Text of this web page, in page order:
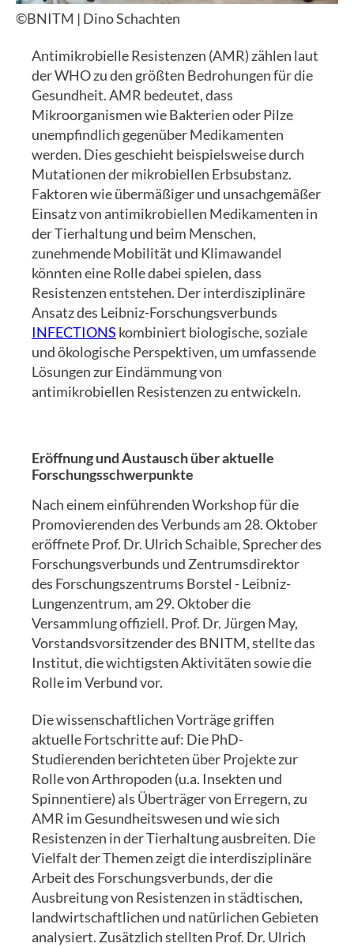
©BNITM | Dino Schachten
Antimikrobielle Resistenzen (AMR) zählen laut
der WHO zu den größten Bedrohungen für die
Gesundheit. AMR bedeutet, dass
Mikroorganismen wie Bakterien oder Pilze
unempfindlich gegenüber Medikamenten
werden. Dies geschieht beispielsweise durch
Mutationen der mikrobiellen Erbsubstanz.
Faktoren wie übermäßiger und unsachgemäßer
Einsatz von antimikrobiellen Medikamenten in
der Tierhaltung und beim Menschen,
zunehmende Mobilität und Klimawandel
könnten eine Rolle dabei spielen, dass
Resistenzen entstehen. Der interdisziplinäre
Ansatz des Leibniz-Forschungsverbunds
INFECTIONS kombiniert biologische, soziale
und ökologische Perspektiven, um umfassende
Lösungen zur Eindämmung von
antimikrobiellen Resistenzen zu entwickeln.
Eröffnung und Austausch über aktuelle
Forschungsschwerpunkte
Nach einem einführenden Workshop für die
Promovierenden des Verbunds am 28. Oktober
eröffnete Prof. Dr. Ulrich Schaible, Sprecher des
Forschungsverbunds und Zentrumsdirektor
des Forschungszentrums Borstel - Leibniz-
Lungenzentrum, am 29. Oktober die
Versammlung offiziell. Prof. Dr. Jürgen May,
Vorstandsvorsitzender des BNITM, stellte das
Institut, die wichtigsten Aktivitäten sowie die
Rolle im Verbund vor.
Die wissenschaftlichen Vorträge griffen
aktuelle Fortschritte auf: Die PhD-
Studierenden berichteten über Projekte zur
Rolle von Arthropoden (u.a. Insekten und
Spinnentiere) als Überträger von Erregern, zu
AMR im Gesundheitswesen und wie sich
Resistenzen in der Tierhaltung ausbreiten. Die
Vielfalt der Themen zeigt die interdisziplinäre
Arbeit des Forschungsverbunds, der die
Ausbreitung von Resistenzen in städtischen,
landwirtschaftlichen und natürlichen Gebieten
analysiert. Zusätzlich stellten Prof. Dr. Ulrich